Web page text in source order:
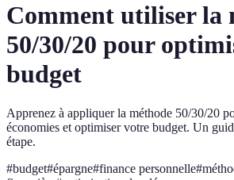
Comment utiliser la
50/30/20 pour
budget
Apprenez à appliquer la méthode 50/30/20
économies et optimiser votre budget. Un
étape.
#budget#épargne#finance personnelle#